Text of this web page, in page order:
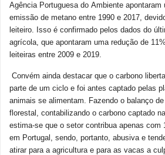
Agência Portuguesa do Ambiente apontaram
emissão de metano entre 1990 e 2017,
leiteiro. Isso é confirmado pelos dados do
agrícola, que apontaram uma redução de
leiteiras entre 2009 e 2019.
Convém ainda destacar que o carbono
parte de um ciclo e foi antes captado pelas
animais se alimentam. Fazendo o balanço
florestal, contabilizando o carbono captado
estima-se que o setor contribua apenas
em Portugal, sendo, portanto, abusiva e
atirar para a agricultura e para as vacas a